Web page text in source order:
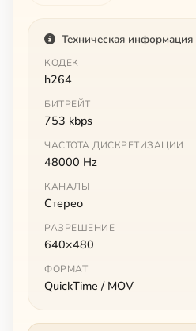
Техническая информация
КОДЕК
h264
БИТРЕЙТ
753 kbps
ЧАСТОТА ДИСКРЕТИЗАЦИИ
48000 Hz
КАНАЛЫ
Стерео
РАЗРЕШЕНИЕ
640×480
ФОРМАТ
QuickTime / MOV